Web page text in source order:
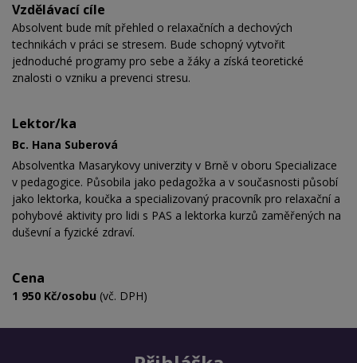
Vzdělávací cíle
Absolvent bude mít přehled o relaxačních a dechových
technikách v práci se stresem. Bude schopný vytvořit
jednoduché programy pro sebe a žáky a získá teoretické
znalosti o vzniku a prevenci stresu.
Lektor/ka
Bc. Hana Suberová
Absolventka Masarykovy univerzity v Brně v oboru Specializace
v pedagogice. Působila jako pedagožka a v současnosti působí
jako lektorka, koučka a specializovaný pracovník pro relaxační a
pohybové aktivity pro lidi s PAS a lektorka kurzů zaměřených na
duševní a fyzické zdraví.
Cena
1 950 Kč/osobu (vč. DPH)